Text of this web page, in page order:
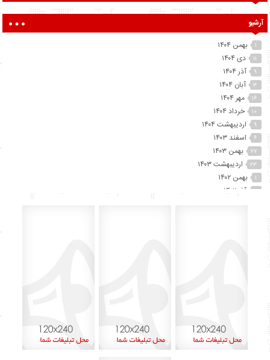
آرشیو
بهمن ۱۴۰۴
دی ۱۴۰۴
آذر ۱۴۰۴
آبان ۱۴۰۴ ۳
مهر ۱۴۰۴ ۱۶
خرداد ۱۴۰۴
اردیبهشت ۱۴۰۴
اسفند ۱۴۰۳ ۶
بهمن ۱۴۰۳ ۲۷
اردیبهشت ۱۴۰۳ ۲۳
بهمن ۱۴۰۲
آذر ۱۴۰۲ ۲
دی ۱۳۹۹
شهریور ۱۳۹۹